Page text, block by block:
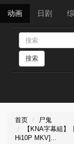
动画 日剧
搜索
首页
尸鬼
【KNA字幕組
Hi10P MKV]...